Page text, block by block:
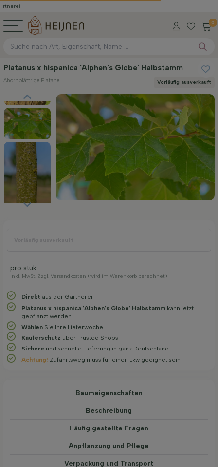
0
Platanus x hispanica 'Alphen's Globe' Halbstamm
Ahornblättrige Platane Vorläufig ausverkauft
pro stuk
Inkl. MwSt. Zzgl. Versandkosten (wird im Warenkorb berechnet)
Direkt aus der Gärtnerei
Platanus x hispanica 'Alphen's Globe' Halbstamm kann jetzt
gepflanzt werden
Wählen Sie Ihre Lieferwoche
Käuferschutz über Trusted Shops
Sichere und schnelle Lieferung in ganz Deutschland
Achtung! Zufahrtsweg muss für einen Lkw geeignet sein
Baum­eigen­schaften
Beschreibung
Häufig gestellte Fragen
Anpflanzung und Pflege
Verpackung und Transport